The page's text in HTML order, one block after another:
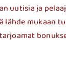
uutisia ja
lähde mukaan